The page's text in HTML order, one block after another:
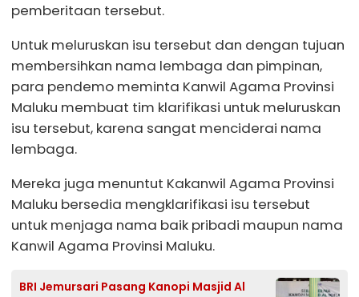
pemberitaan tersebut.
Untuk meluruskan isu tersebut dan dengan tujuan
membersihkan nama lembaga dan pimpinan,
para pendemo meminta Kanwil Agama Provinsi
Maluku membuat tim klarifikasi untuk meluruskan
isu tersebut, karena sangat menciderai nama
lembaga.
Mereka juga menuntut Kakanwil Agama Provinsi
Maluku bersedia mengklarifikasi isu tersebut
untuk menjaga nama baik pribadi maupun nama
Kanwil Agama Provinsi Maluku.
BRI Jemursari Pasang Kanopi Masjid Al